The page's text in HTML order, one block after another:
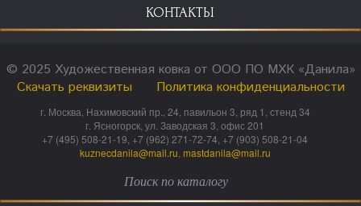
КОНТАКТЫ
© 2025 Художественная ковка от ООО ПО МХК «Данила»
Скачать реквизиты
Политика конфиденциальности
г. Москва, Нахимовский пр., 24, павильон 3, ряд 1, стенд 34
г. Ясногорск, ул. Заводская 3, офис 201
+7 (495) 508-21-19, +7 (962) 271-72-74, +7 (903) 508-21-04
kuznecdanila@mail.ru mastdanila@mail.ru